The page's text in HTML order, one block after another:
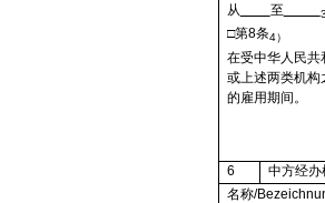
从 至
□第8条4）
在受中华人民共
或上述两类机构
的雇用期间。
6
中方经办
名称/